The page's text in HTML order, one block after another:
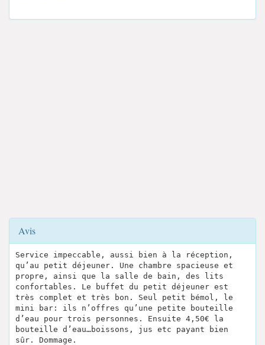
Avis
Service impeccable, aussi bien à la réception,
qu’au petit déjeuner. Une chambre spacieuse et
propre, ainsi que la salle de bain, des lits
confortables. Le buffet du petit déjeuner est
très complet et très bon. Seul petit bémol, le
mini bar: ils n’offres qu’une petite bouteille
d’eau pour trois personnes. Ensuite 4,50€ la
bouteille d’eau…boissons, jus etc payant bien
sûr. Dommage.